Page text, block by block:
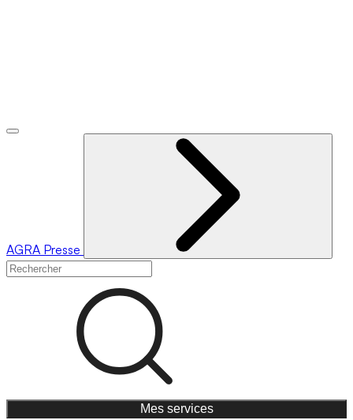
AGRA Presse
Mes services